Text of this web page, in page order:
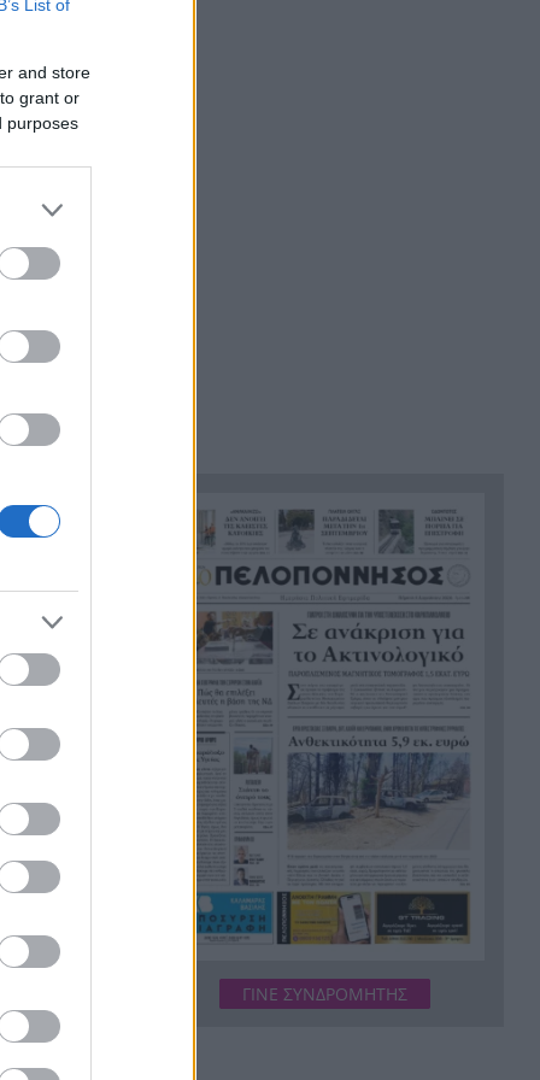
List of
and store
grant or
purposes
σε
πυροσβεστικές δυνάμεις στη
μάχη με τις φλόγες
16:00
Ξεμπλοκάρει η επανέναρξη
του Οδοντωτού; Θα
απαιτηθούν έργα άνω των 5
εκατ. ευρώ
Τρως αυτά το καλοκαίρι; Γιατί
μπορεί να γεμίσει το δέρμα
σου σπυράκια και ερεθισμούς
Η Αριάνα Γκράντε πατά
«παύση»: Τι είπε για τα σχόλια
γύρω από το σώμα της
15:30 Το Μουσείο Αλατος
υποδέχεται την «ασπρόμαυρη
Τουρισμός για όλους: Σήμερα
ΓΙΝΕ ΣΥΝΔΡΟΜΗΤΗΣ